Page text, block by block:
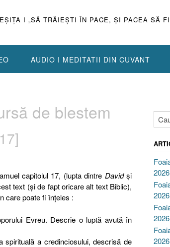
I „SĂ TRĂIEŞTI ÎN PACE, ŞI PACEA SĂ
AUDIO I MEDITATII DIN CUVANT
de blestem
capitolul 17, (lupta dintre Davidşi
text (şi de fapt oricare alt text Biblic),
care poate fi înţeles :
Evreu. Descrie o luptă avută în
spirituală a credinciosului, descrisă de
2026
2026
2026
2026